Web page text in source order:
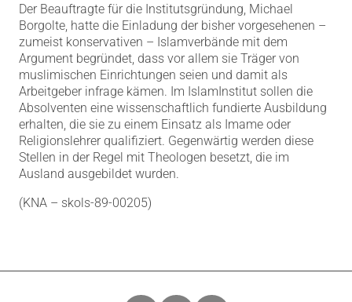
Der Beauftragte für die Institutsgründung, Michael
Borgolte, hatte die Einladung der bisher vorgesehenen –
zumeist konservativen – Islamverbände mit dem
Argument begründet, dass vor allem sie Träger von
muslimischen Einrichtungen seien und damit als
Arbeitgeber infrage kämen. Im IslamInstitut sollen die
Absolventen eine wissenschaftlich fundierte Ausbildung
erhalten, die sie zu einem Einsatz als Imame oder
Religionslehrer qualifiziert. Gegenwärtig werden diese
Stellen in der Regel mit Theologen besetzt, die im
Ausland ausgebildet wurden.
(KNA – skols-89-00205)